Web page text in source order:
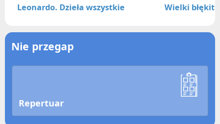
Leonardo. Dzieła wszystkie Wielki błękit
Nie przegap
Repertuar